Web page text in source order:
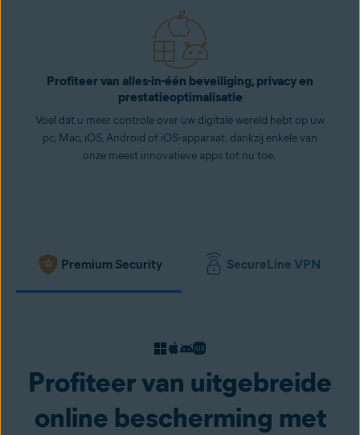
Profiteer van alles-in-één beveiliging, privacy en
prestatieoptimalisatie
Voel dat u meer controle over uw digitale wereld hebt op uw
pc, Mac, iOS, Android of iOS-apparaat, dankzij enkele van
onze meest innovatieve apps tot nu toe.
Premium Security SecureLine VPN
Profiteer van uitgebreide
online bescherming met